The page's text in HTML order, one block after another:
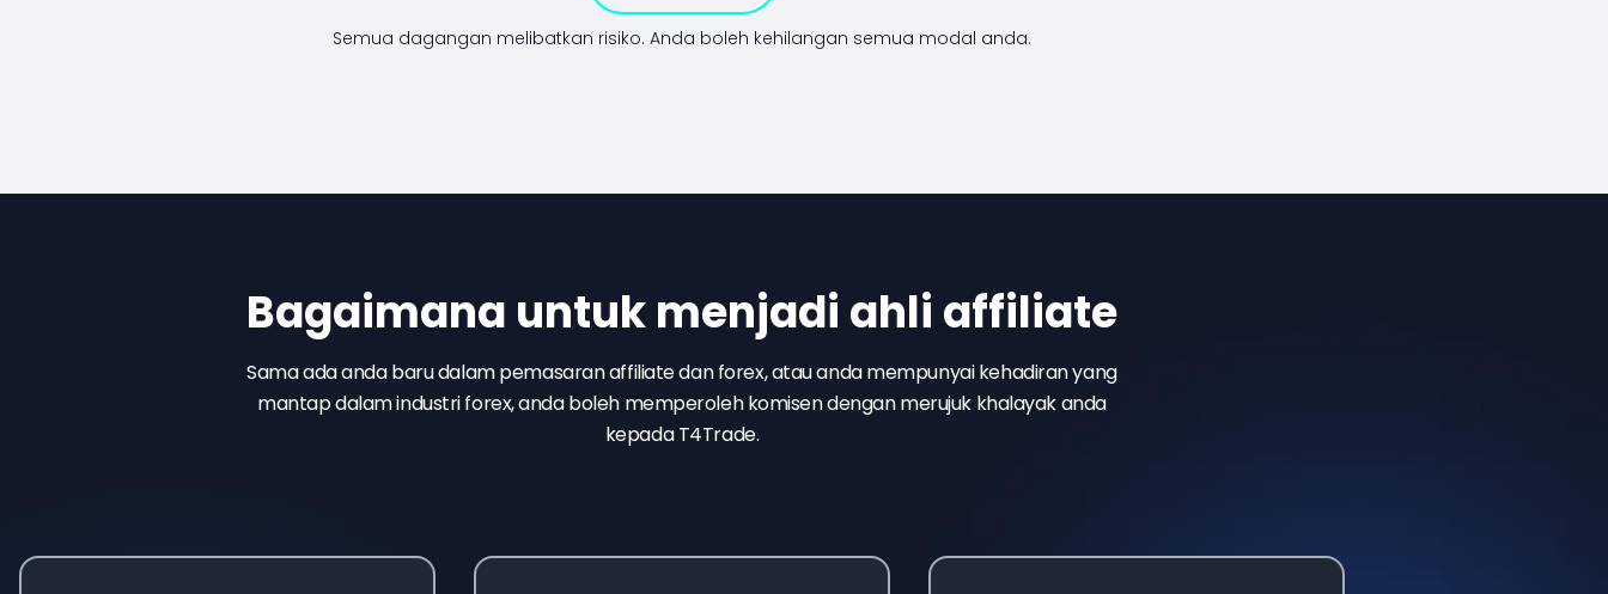
Semua dagangan melibatkan risiko. Anda boleh kehilangan semua modal anda.
Bagaimana untuk menjadi ahli affiliate
Sama ada anda baru dalam pemasaran affiliate dan forex, atau anda mempunyai kehadiran yang
mantap dalam industri forex, anda boleh memperoleh komisen dengan merujuk khalayak anda
kepada T4Trade.